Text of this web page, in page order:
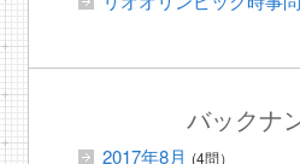
バックナ
2017年8月 (4問）